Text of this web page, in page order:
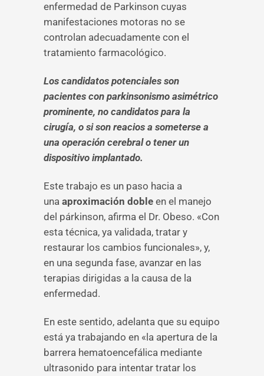
enfermedad de Parkinson cuyas
manifestaciones motoras no se
controlan adecuadamente con el
tratamiento farmacológico.
Los candidatos potenciales son
pacientes con parkinsonismo asimétrico
prominente, no candidatos para la
cirugía, o si son reacios a someterse a
una operación cerebral o tener un
dispositivo implantado.
Este trabajo es un paso hacia a
una aproximación doble en el manejo
del párkinson, afirma el Dr. Obeso. «Con
esta técnica, ya validada, tratar y
restaurar los cambios funcionales», y,
en una segunda fase, avanzar en las
terapias dirigidas a la causa de la
enfermedad.
En este sentido, adelanta que su equipo
está ya trabajando en «la apertura de la
barrera hematoencefálica mediante
ultrasonido para intentar tratar los